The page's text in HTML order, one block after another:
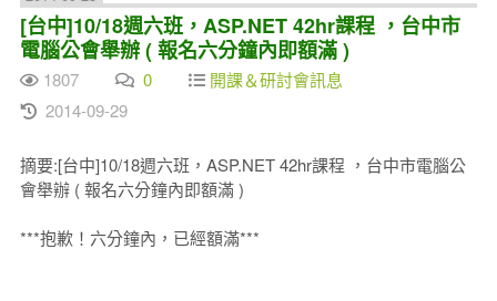
[台中]10/18週六班，ASP.NET 42hr課程 ，台中市
電腦公會舉辦 ( 報名六分鐘內即額滿 )
1807 0
開課＆研討會訊息
2014-09-29
摘要:[台中]10/18週六班，ASP.NET 42hr課程 ，台中市電腦公
會舉辦 ( 報名六分鐘內即額滿 )
***抱歉！六分鐘內，已經額滿***